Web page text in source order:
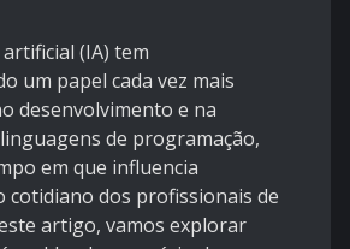
(IA) tem
um papel cada vez mais
desenvolvimento e na
de programação,
em que influencia
cotidiano dos profissionais de
artigo, vamos explorar